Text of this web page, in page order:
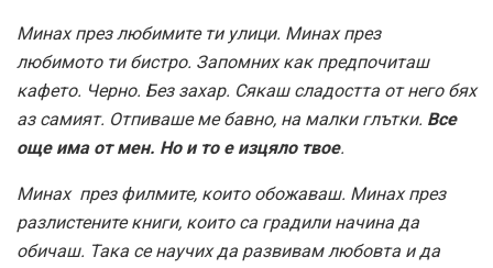
Минах през любимите ти улици. Минах през
любимото ти бистро. Запомних как предпочиташ
кафето. Черно. Без захар. Сякаш сладостта от него бях
аз самият. Отпиваше ме бавно, на малки глътки. Все
още има от мен. Но и то е изцяло твое.
Минах през филмите, които обожаваш. Минах през
разлистените книги, които са градили начина да
обичаш. Така се научих да развивам любовта и да